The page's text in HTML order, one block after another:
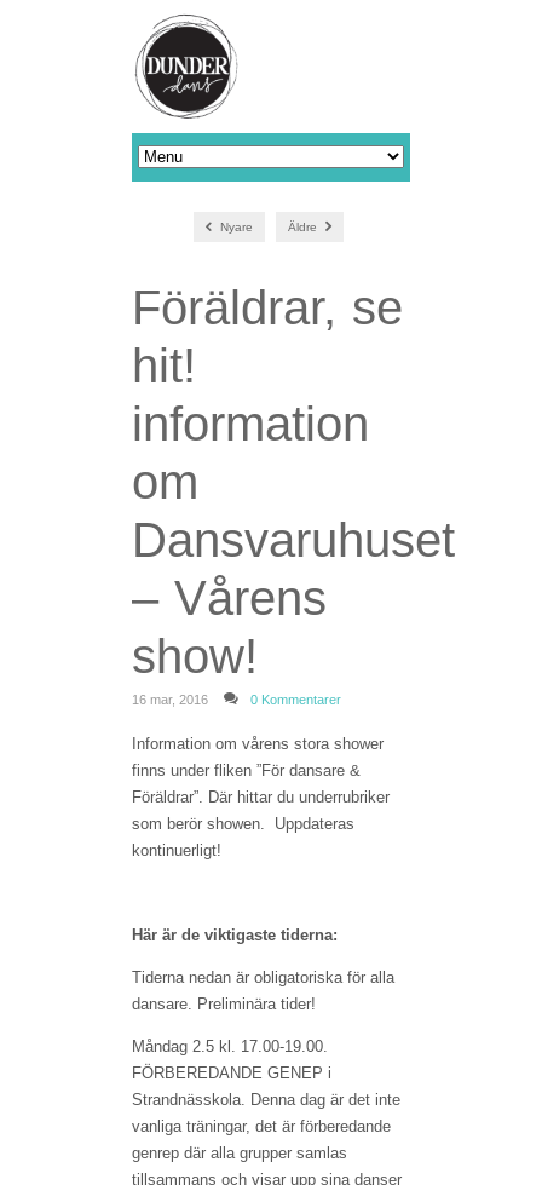
Nyare Äldre
Föräldrar, se
hit!
information
om
Dansvaruhuset
– Vårens
show!
16 mar, 2016 0 Kommentarer
Information om vårens stora shower
finns under fliken ”För dansare &
Föräldrar”. Där hittar du underrubriker
som berör showen. Uppdateras
kontinuerligt!
Här är de viktigaste tiderna:
Tiderna nedan är obligatoriska för alla
dansare. Preliminära tider!
Måndag 2.5 kl. 17.00-19.00.
FÖRBEREDANDE GENEP i
Strandnässkola. Denna dag är det inte
vanliga träningar, det är förberedande
genrep där alla grupper samlas
tillsammans och visar upp sina danser